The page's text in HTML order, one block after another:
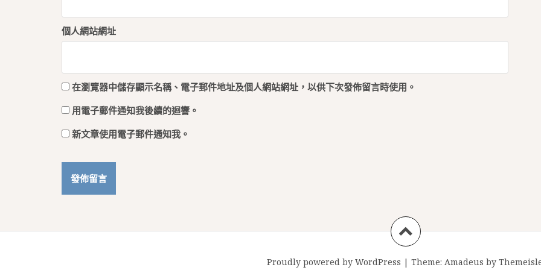
個人網站網址
在瀏覽器中儲存顯示名稱、電子郵件地址及個人網站網址，以供下次發佈留言時使用。
用電子郵件通知我後續的迴響。
新文章使用電子郵件通知我。
Proudly powered by WordPress | Theme: Amadeus by